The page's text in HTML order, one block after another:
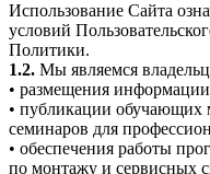
Использование Сайта
условий
Политики.
1.2. Мы являемся
• размещения
• публикации обучающих
семинаров для
• обеспечения работы
по монтажу и сервисных